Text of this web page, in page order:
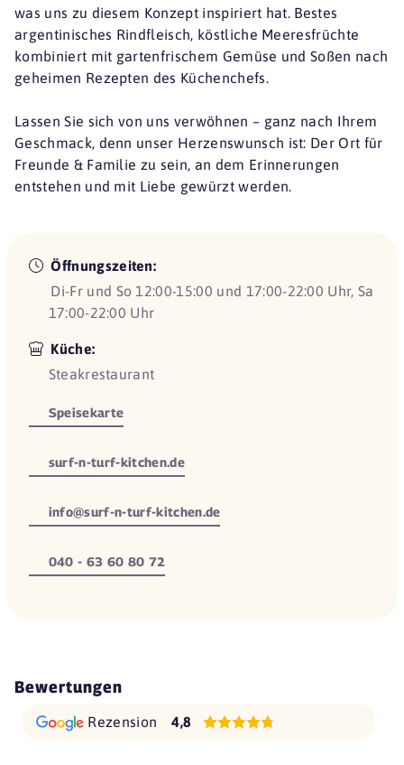
was uns zu diesem Konzept inspiriert hat. Bestes
argentinisches Rindfleisch, köstliche Meeresfrüchte
kombiniert mit gartenfrischem Gemüse und Soßen nach
geheimen Rezepten des Küchenchefs.
Lassen Sie sich von uns verwöhnen – ganz nach Ihrem
Geschmack, denn unser Herzenswunsch ist: Der Ort für
Freunde & Familie zu sein, an dem Erinnerungen
entstehen und mit Liebe gewürzt werden.
Öffnungszeiten:
Di-Fr und So 12:00-15:00 und 17:00-22:00 Uhr, Sa
17:00-22:00 Uhr
Küche:
Steakrestaurant
Speisekarte
surf-n-turf-kitchen.de
info@surf-n-turf-kitchen.de
040 - 63 60 80 72
Bewertungen
Rezension 4,8